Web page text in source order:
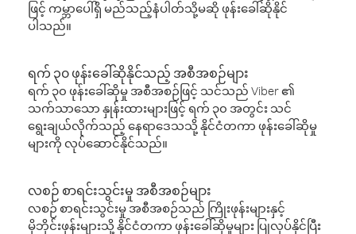
ဖြင့် ကမ္ဘာပေါ်ရှိ မည်သည့်နံပါတ်သို့မဆို ဖုန်းခေါ်ဆိုနိုင်
ပါသည်။
ရက် ၃၀ ဖုန်းခေါ်ဆိုနိုင်သည့် အစီအစဉ်များ
ရက် ၃၀ ဖုန်းခေါ်ဆိုမှု အစီအစဉ်ဖြင့် သင်သည် Viber ၏
သက်သာသော နှုန်းထားများဖြင့် ရက် ၃၀ အတွင်း သင်
ရွေးချယ်လိုက်သည့် နေရာဒေသသို့ နိုင်ငံတကာ ဖုန်းခေါ်ဆိုမှု
များကို လုပ်ဆောင်နိုင်သည်။
လစဉ် စာရင်းသွင်းမှု အစီအစဉ်များ
လစဉ် စာရင်းသွင်းမှု အစီအစဉ်သည် ကြိုးဖုန်းများနှင့်
မိုဘိုင်းဖုန်းများသို့ နိုင်ငံတကာ ဖုန်းခေါ်ဆိုမှုများ ပြုလုပ်နိုင်ပြီး